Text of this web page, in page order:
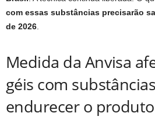
com essas substâncias precisarão
de 2026
Medida da Anvisa
géis com
endurecer o produto